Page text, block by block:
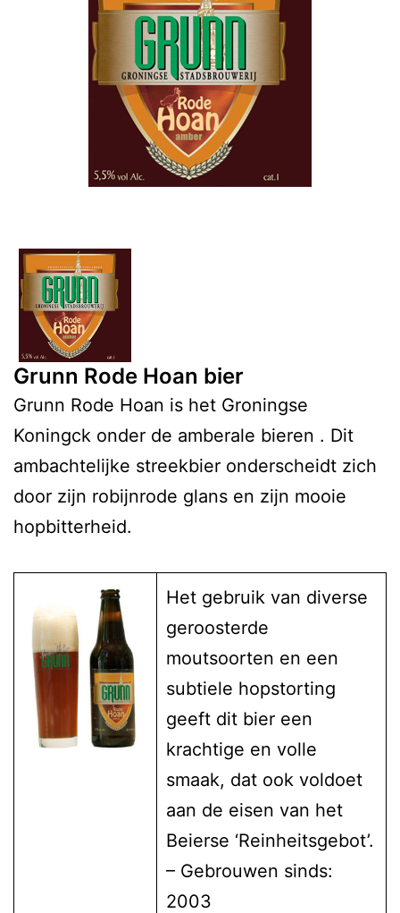
Grunn Rode Hoan bier
Grunn Rode Hoan is het Groningse
Koningck onder de amberale bieren . Dit
ambachtelijke streekbier onderscheidt zich
door zijn robijnrode glans en zijn mooie
hopbitterheid.
Het gebruik van diverse
geroosterde
moutsoorten en een
subtiele hopstorting
geeft dit bier een
krachtige en volle
smaak, dat ook voldoet
aan de eisen van het
Beierse ‘Reinheitsgebot’.
– Gebrouwen sinds:
2003